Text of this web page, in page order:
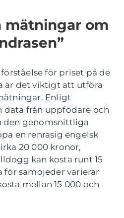
mätningar om
för priset på de
är det viktigt att utföra
Enligt
data från uppfödare och
den genomsnittliga
en renrasig engelsk
20 000 kronor,
kan kosta runt 15
för samojeder varierar
mellan 15 000 och